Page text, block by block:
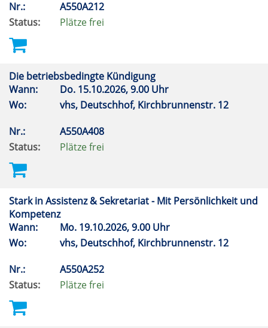
Nr.:
A550A212
Status:
Plätze frei
Die betriebsbedingte Kündigung
Wann:
Do. 15.10.2026, 9.00 Uhr
Wo:
vhs, Deutschhof, Kirchbrunnenstr. 12
Nr.:
A550A408
Status:
Plätze frei
Stark in Assistenz & Sekretariat - Mit Persönlichkeit und
Kompetenz
Wann:
Mo. 19.10.2026, 9.00 Uhr
Wo:
vhs, Deutschhof, Kirchbrunnenstr. 12
Nr.:
A550A252
Status:
Plätze frei